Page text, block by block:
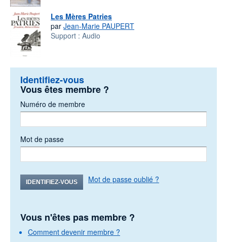
Les Mères Patries
par Jean-Marie PAUPERT
Support : Audio
Identifiez-vous
Vous êtes membre ?
Numéro de membre
Mot de passe
IDENTIFIEZ-VOUS Mot de passe oublié ?
Vous n'êtes pas membre ?
Comment devenir membre ?